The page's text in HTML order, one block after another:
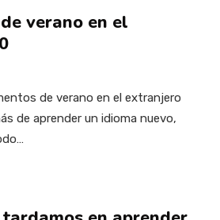
verano en el
de verano en el extranjero
de aprender un idioma nuevo,